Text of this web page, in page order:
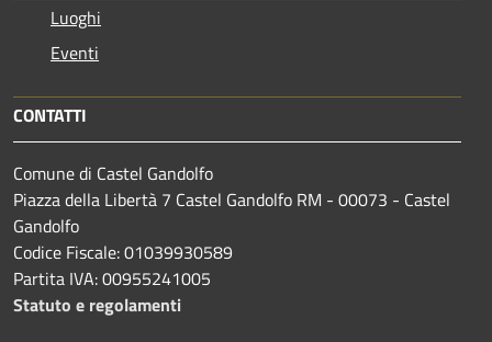
Luoghi
Eventi
CONTATTI
Comune di Castel Gandolfo
Piazza della Libertà 7 Castel Gandolfo RM - 00073 - Castel
Gandolfo
Codice Fiscale: 01039930589
Partita IVA: 00955241005
Statuto e regolamenti